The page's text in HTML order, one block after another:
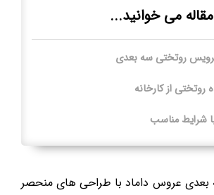
می خوانید...
روتختی سه بعدی
از کارخانه
شرایط مناسب
عروس داماد با طراحی های منحصر